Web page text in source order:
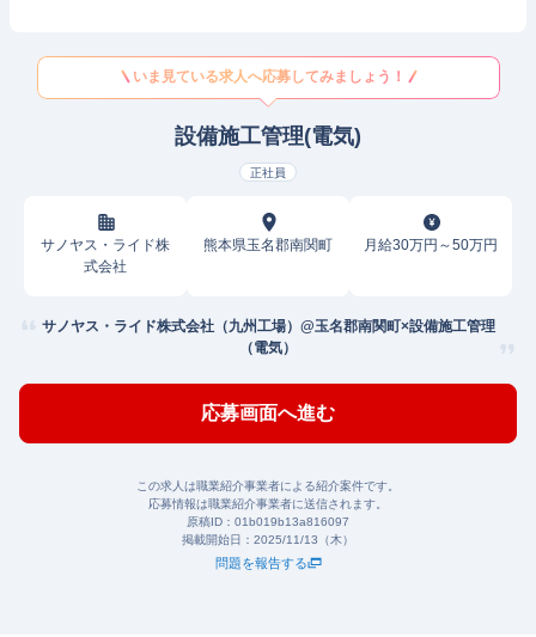
いま見ている求人へ応募してみましょう！
設備施工管理(電気)
正社員
サノヤス・ライド株
式会社
熊本県玉名郡南関町 月給30万円～50万円
サノヤス・ライド株式会社（九州工場）@玉名郡南関町×設備施工管理
（電気）
応募画面へ進む
この求人は職業紹介事業者による紹介案件です。
応募情報は職業紹介事業者に送信されます。
原稿ID： 01b019b13a816097
掲載開始日： 2025/11/13（木）
問題を報告する